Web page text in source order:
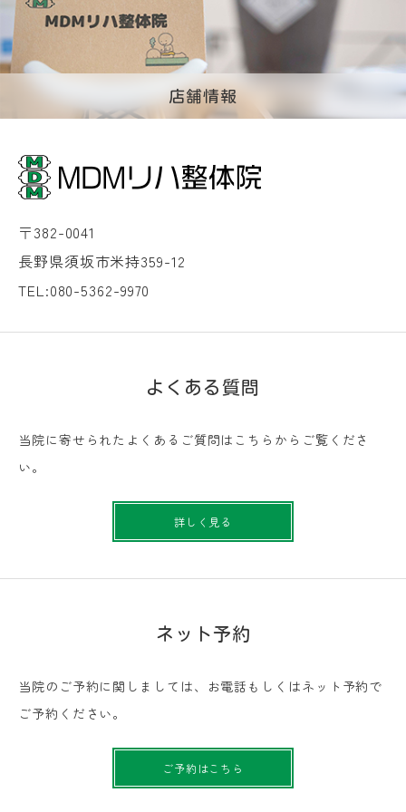
店舗情報
〒382-0041
長野県須坂市米持359-12
TEL:080-5362-9970
よくある質問
当院に寄せられたよくあるご質問はこちらからご覧くださ
い。
詳しく見る
ネット予約
当院のご予約に関しましては、お電話もしくはネット予約で
ご予約ください。
ご予約はこちら